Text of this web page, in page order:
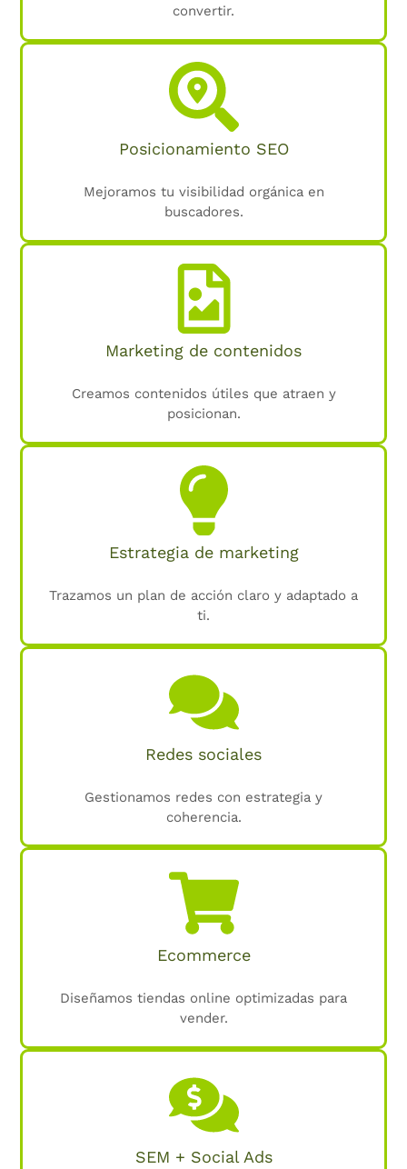
convertir.
Posicionamiento SEO
Mejoramos tu visibilidad orgánica en
buscadores.
Marketing de contenidos
Creamos contenidos útiles que atraen y
posicionan.
Estrategia de marketing
Trazamos un plan de acción claro y adaptado a
ti.
Redes sociales
Gestionamos redes con estrategia y
coherencia.
Ecommerce
Diseñamos tiendas online optimizadas para
vender.
SEM + Social Ads